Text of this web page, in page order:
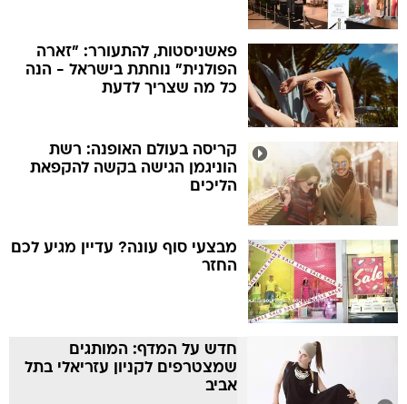
פאשניסטות, להתעורר: "זארה
הפולנית" נוחתת בישראל - הנה
כל מה שצריך לדעת
קריסה בעולם האופנה: רשת
הוניגמן הגישה בקשה להקפאת
הליכים
מבצעי סוף עונה? עדיין מגיע לכם
החזר
חדש על המדף: המותגים
שמצטרפים לקניון עזריאלי בתל
אביב